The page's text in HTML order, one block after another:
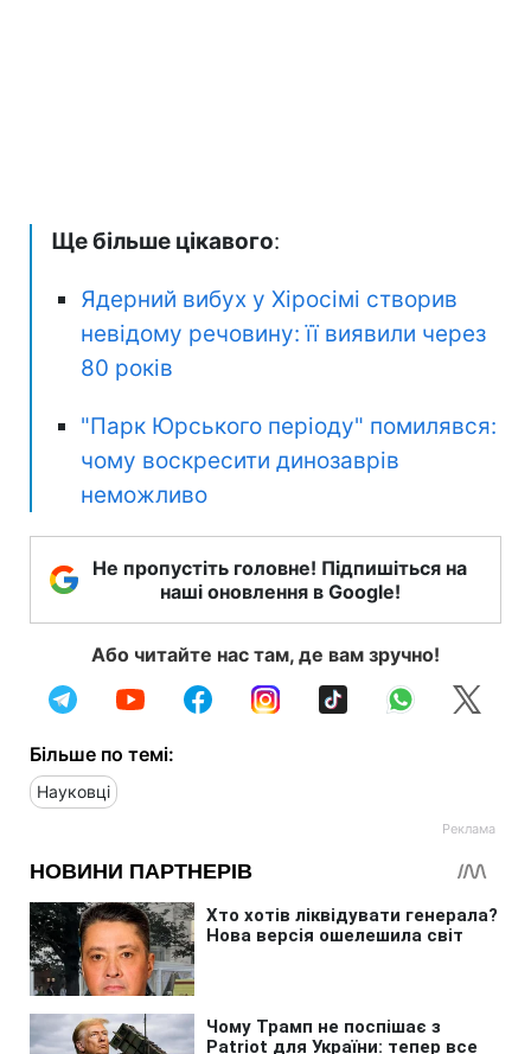
Ще більше цікавого:
Ядерний вибух у Хіросімі створив
невідому речовину: її виявили через
80 років
"Парк Юрського періоду" помилявся:
чому воскресити динозаврів
неможливо
Не пропустіть головне! Підпишіться на
наші оновлення в Google!
Або читайте нас там, де вам зручно!
Більше по темі:
Науковці